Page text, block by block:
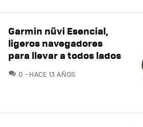
Garmin nüvi Esencial,
ligeros navegadores
para llevar a todos lados
0 COMENTARIOS
HACE 13 AÑOS